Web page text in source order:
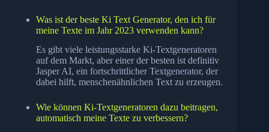
Was ist der beste Ki Text Generator, den ich für
meine Texte im Jahr 2023 verwenden kann?
Es gibt viele leistungsstarke Ki-Textgeneratoren
auf dem Markt, aber einer der besten ist definitiv
Jasper AI, ein fortschrittlicher Textgenerator, der
dabei hilft, menschenähnlichen Text zu erzeugen.
Wie können Ki-Textgeneratoren dazu beitragen,
automatisch meine Texte zu verbessern?